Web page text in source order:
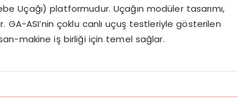
Uçağı) platformudur. Uçağın modülertasarımı,
GA-ASI’nin çoklu canlı uçuş testleriyle gösterilen
makine iş birliği için temel sağlar.